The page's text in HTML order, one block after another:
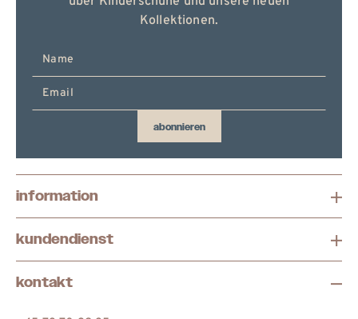
Kollektionen.
hier
abonnieren
information
kundendienst
kontakt